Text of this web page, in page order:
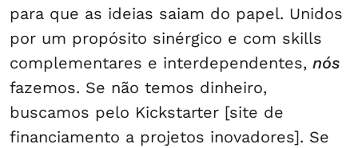
para que as ideias saiam do papel. Unidos
por um propósito sinérgico e com skills
complementares e interdependentes, nós
fazemos. Se não temos dinheiro,
buscamos pelo Kickstarter [site de
financiamento a projetos inovadores]. Se